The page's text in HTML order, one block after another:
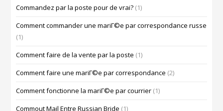
Commandez par la poste pour de vrai? (1)
Comment commander une mariГ©e par correspondance russe
(1)
Comment faire de la vente par la poste (1)
Comment faire une mariГ©e par correspondance (2)
Comment fonctionne la mariГ©e par courrier (1)
Commout Mail Entre Russian Bride (1)